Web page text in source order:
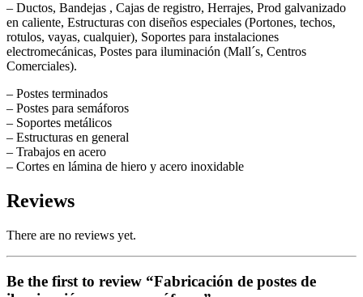
– Ductos, Bandejas , Cajas de registro, Herrajes, Prod galvanizado
en caliente, Estructuras con diseños especiales (Portones, techos,
rotulos, vayas, cualquier), Soportes para instalaciones
electromecánicas, Postes para iluminación (Mall´s, Centros
Comerciales).
– Postes terminados
– Postes para semáforos
– Soportes metálicos
– Estructuras en general
– Trabajos en acero
– Cortes en lámina de hiero y acero inoxidable
Reviews
There are no reviews yet.
Be the first to review “Fabricación de postes de